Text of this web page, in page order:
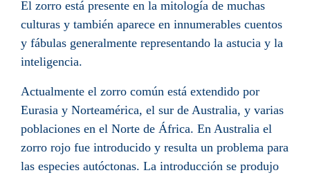
El zorro está presente en la mitología de muchas
culturas y también aparece en innumerables cuentos
y fábulas generalmente representando la astucia y la
inteligencia.
Actualmente el zorro común está extendido por
Eurasia y Norteamérica, el sur de Australia, y varias
poblaciones en el Norte de África. En Australia el
zorro rojo fue introducido y resulta un problema para
las especies autóctonas. La introducción se produjo